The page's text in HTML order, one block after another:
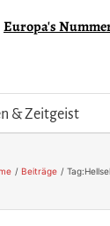
Europa's
& Zeitgeist
Beiträge Tag: